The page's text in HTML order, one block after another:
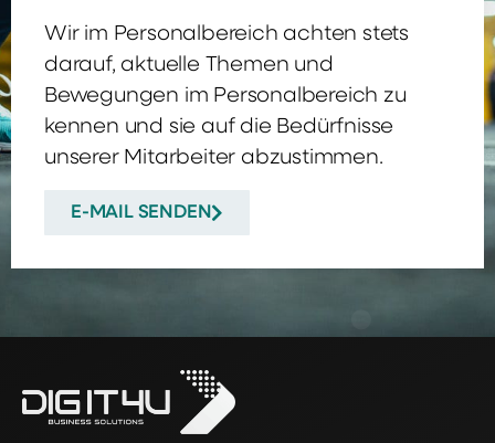
Wir im Personalbereich achten stets
darauf, aktuelle Themen und
Bewegungen im Personalbereich zu
kennen und sie auf die Bedürfnisse
unserer Mitarbeiter abzustimmen.
E-MAIL SENDEN